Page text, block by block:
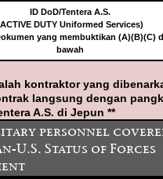
ID DoD/Tentera A.S.
DUTY Uniformed Services)
yang membuktikan (A)(B)(C)
bawah
kontraktor yang
langsung dengan
A.S. di Jepun **
personnel
U.S. Status of Forces